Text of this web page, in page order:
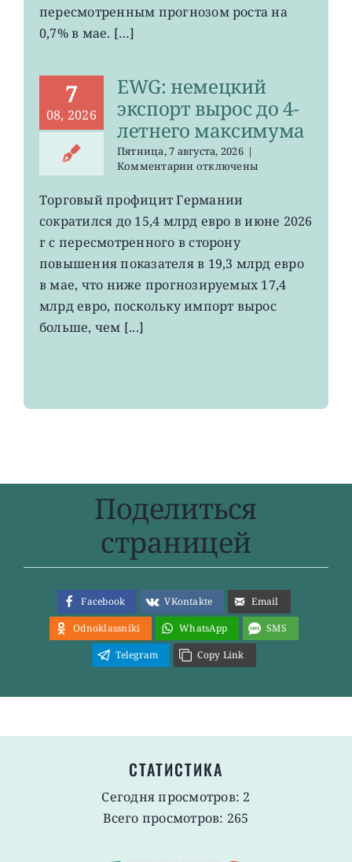
пересмотренным прогнозом роста на
0,7% в мае. […]
7
08, 2026
EWG: немецкий
экспорт вырос до 4-
летнего максимума
Пятница, 7 августа, 2026 |
Комментариик
EWG:
немецкий
экспорт
вырос
4-
летнего
отключены
Торговый профицит Германии
сократился до 15,4 млрд евро в июне 2026
г с пересмотренного в сторону
повышения показателя в 19,3 млрд евро
в мае, что ниже прогнозируемых 17,4
млрд евро, поскольку импорт вырос
больше, чем [...]
Поделиться
страницей
Facebook VKontakte
Email
Odnoklassniki
WhatsApp
SMS
Telegram
Copy Link
СТАТИСТИКА
Сегодня просмотров: 2
Всего просмотров: 265